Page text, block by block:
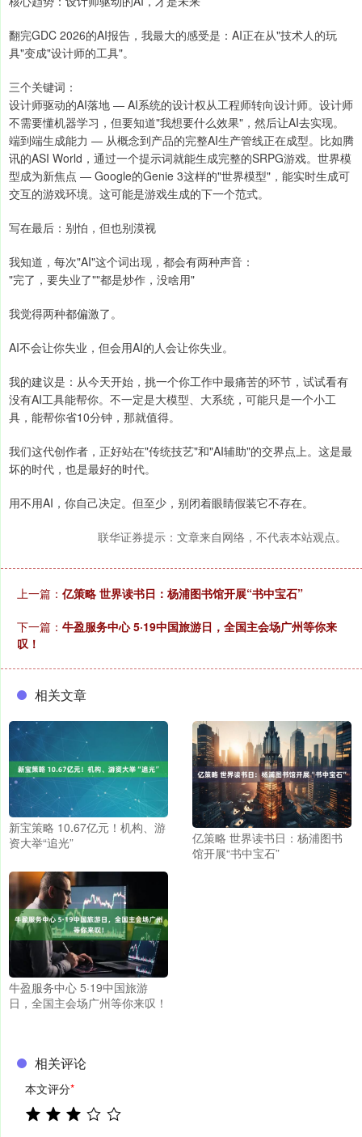
翻完GDC 2026的AI报告，我最大的感受是：AI正在从"技术人的玩
具"变成"设计师的工具"。
三个关键词：
设计师驱动的AI落地 — AI系统的设计权从工程师转向设计师。设计师
不需要懂机器学习，但要知道"我想要什么效果"，然后让AI去实现。
端到端生成能力 — 从概念到产品的完整AI生产管线正在成型。比如腾
讯的ASI World，通过一个提示词就能生成完整的SRPG游戏。世界模
型成为新焦点 — Google的Genie 3这样的"世界模型"，能实时生成可
交互的游戏环境。这可能是游戏生成的下一个范式。
写在最后：别怕，但也别漠视
我知道，每次"AI"这个词出现，都会有两种声音：
"完了，要失业了""都是炒作，没啥用"
我觉得两种都偏激了。
AI不会让你失业，但会用AI的人会让你失业。
我的建议是：从今天开始，挑一个你工作中最痛苦的环节，试试看有
没有AI工具能帮你。不一定是大模型、大系统，可能只是一个小工
具，能帮你省10分钟，那就值得。
我们这代创作者，正好站在"传统技艺"和"AI辅助"的交界点上。这是最
坏的时代，也是最好的时代。
用不用AI，你自己决定。但至少，别闭着眼睛假装它不存在。
联华证券提示：文章来自网络，不代表本站观点。
上一篇： 亿策略 世界读书日：杨浦图书馆开展“书中宝石”
下一篇： 牛盈服务中心 5·19中国旅游日，全国主会场广州等你来
叹！
相关文章
新宝策略 10.67亿元！机构、游
资大举“追光”
亿策略 世界读书日：杨浦图书
馆开展“书中宝石”
牛盈服务中心 5·19中国旅游
日，全国主会场广州等你来叹！
相关评论
本文评分*